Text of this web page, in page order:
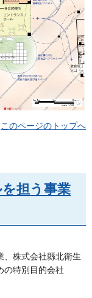
このページのトップへ
担う事業
、株式会社縣北衛生
の特別目的会社